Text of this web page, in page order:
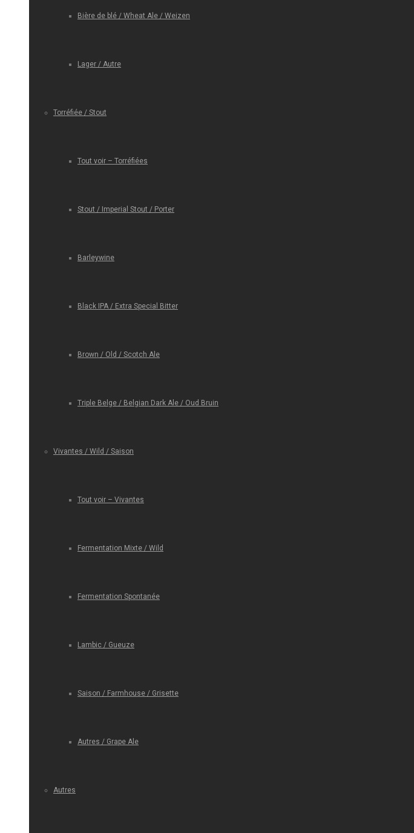
Bière de blé / Wheat Ale / Weizen
Lager / Autre
Torréfiée / Stout
Tout voir – Torréfiées
Stout / Imperial Stout / Porter
Barleywine
Black IPA / Extra Special Bitter
Brown / Old / Scotch Ale
Triple Belge / Belgian Dark Ale / Oud Bruin
Vivantes / Wild / Saison
Tout voir – Vivantes
Fermentation Mixte / Wild
Fermentation Spontanée
Lambic / Gueuze
Saison / Farmhouse / Grisette
Autres / Grape Ale
Autres